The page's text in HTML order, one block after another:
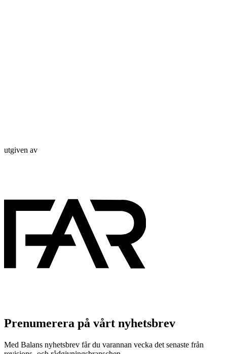
utgiven av
Prenumerera på vårt nyhetsbrev
Med Balans nyhetsbrev får du varannan vecka det senaste från